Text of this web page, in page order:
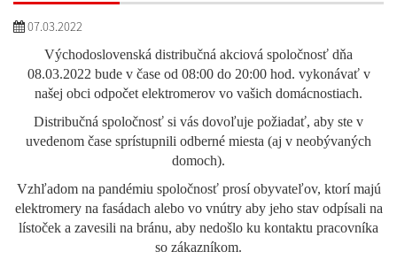
07.03.2022
Východoslovenská distribučná akciová spoločnosť dňa
08.03.2022 bude v čase od 08:00 do 20:00 hod. vykonávať v
našej obci odpočet elektromerov vo vašich domácnostiach.
Distribučná spoločnosť si vás dovoľuje požiadať, aby ste v
uvedenom čase sprístupnili odberné miesta (aj v neobývaných
domoch).
Vzhľadom na pandémiu spoločnosť prosí obyvateľov, ktorí majú
elektromery na fasádach alebo vo vnútry aby jeho stav odpísali na
lístoček a zavesili na bránu, aby nedošlo ku kontaktu pracovníka
so zákazníkom.